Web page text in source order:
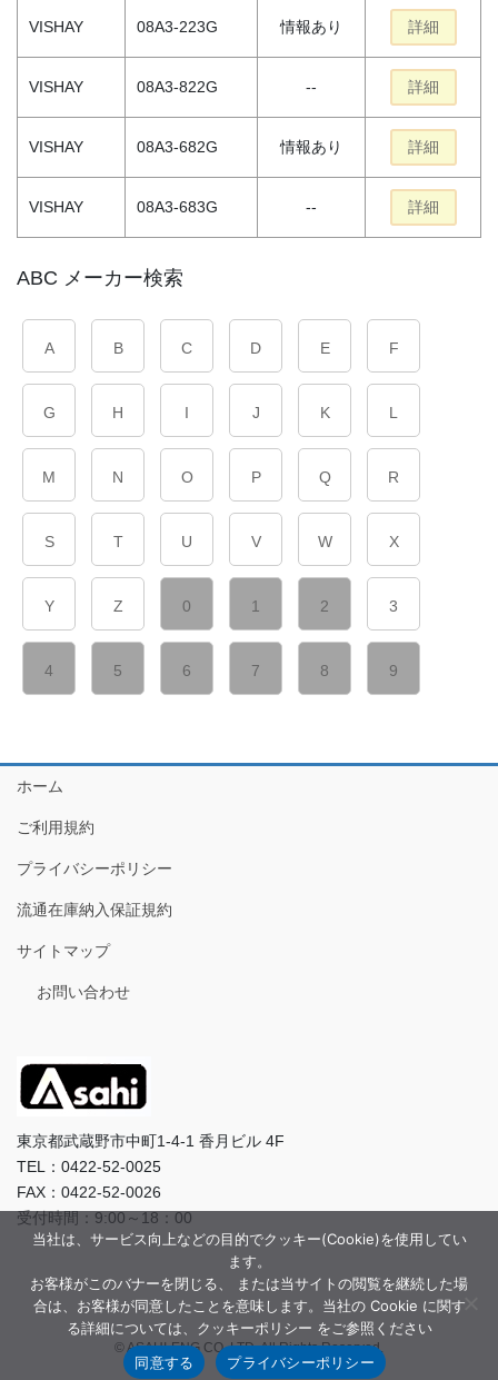
VISHAY 08A3-223G 情報あり 詳細
VISHAY 08A3-822G -- 詳細
VISHAY 08A3-682G 情報あり 詳細
VISHAY 08A3-683G -- 詳細
ABC メーカー検索
A B C D E F
G H I J K L
M N O P Q R
S T U V W X
Y Z 0 1 2 3
4 5 6 7 8 9
ホーム
ご利用規約
プライバシーポリシー
流通在庫納入保証規約
サイトマップ
お問い合わせ
東京都武蔵野市中町1-4-1 香月ビル 4F
TEL：0422-52-0025
FAX：0422-52-0026
受付時間：9:00～18：00
© ASAHI-ENG CO.,LTD. All Rights Reserved.
当社は、サービス向上などの目的でクッキー(Cookie)を使用してい
ます。
お客様がこのバナーを閉じる、 または当サイトの閲覧を継続した場
合は、お客様が同意したことを意味します。当社の Cookie に関す
る詳細については、クッキーポリシー をご参照ください
同意する
プライバシーポリシー